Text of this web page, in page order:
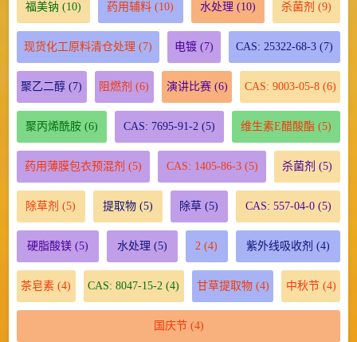
福美钠 (10) 药用辅料 (10) 水处理 (10) 杀菌剂 (9)
现货化工原料清仓处理 (7) 电镀 (7) CAS: 25322-68-3 (7)
聚乙二醇 (7) 阻燃剂 (6) 演讲比赛(6) CAS: 9003-05-8(6)
聚丙烯酰胺(6) CAS: 7695-91-2 (5) 维生素E醋酸酯 (5)
药用薄膜包衣预混剂 (5) CAS: 1405-86-3(5) 杀菌剂 (5)
除草剂 (5) 提取物(5) 除草 (5) CAS: 557-04-0(5)
硬脂酸镁(5) 水处理 (5) 2 (4) 紫外线吸收剂 (4)
茶皂素 (4) CAS: 8047-15-2 (4) 甘草提取物(4) 中秋节(4)
国庆节(4)